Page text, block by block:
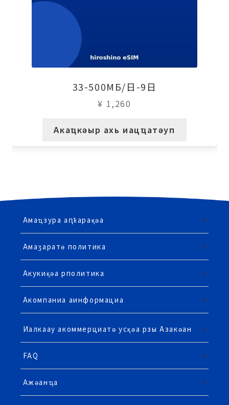
33-500МБ/日-9日
¥ 1,260
Акаҵкәыр ахь иацҵатәуп
Амаҵзура аԥҟарақәа
Амаӡаратә политика
Акукиқәа рполитика
Акомпаниа аинформациа
Иалкаау акоммерциатә усқәа рзы Азакәан
FAQ
Ажәанҵа